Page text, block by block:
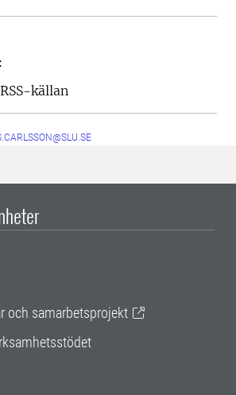
källan
och samarbetsprojekt